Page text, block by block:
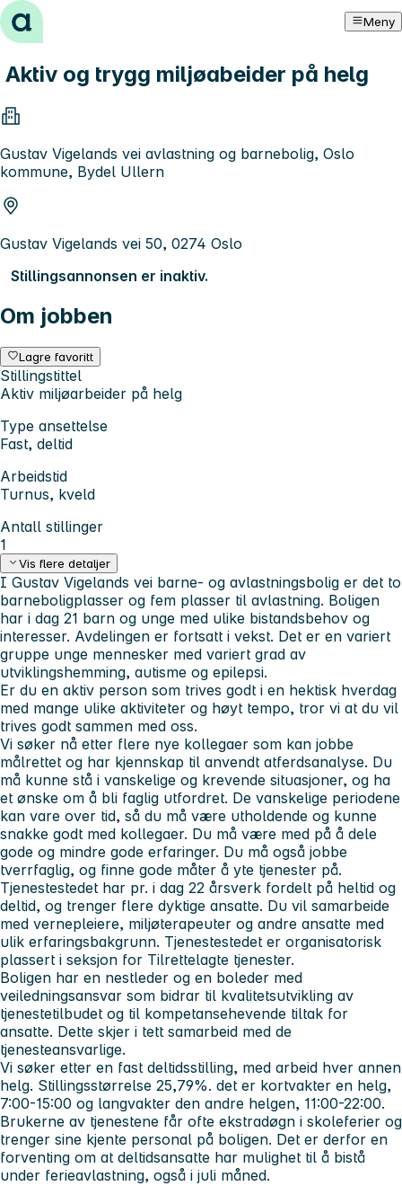
Hopp til innhold Meny
Aktiv og trygg miljøabeider på helg
Gustav Vigelands vei avlastning og barnebolig, Oslo
kommune, Bydel Ullern
Gustav Vigelands vei 50, 0274 Oslo
Stillingsannonsen er inaktiv.
Om jobben
Lagre favoritt
Stillingstittel
Aktiv miljøarbeider på helg
Type ansettelse
Fast, deltid
Arbeidstid
Turnus, kveld
Antall stillinger
1
Vis flere detaljer
I Gustav Vigelands vei barne- og avlastningsbolig er det to
barneboligplasser og fem plasser til avlastning. Boligen
har i dag 21 barn og unge med ulike bistandsbehov og
interesser. Avdelingen er fortsatt i vekst. Det er en variert
gruppe unge mennesker med variert grad av
utviklingshemming, autisme og epilepsi.
Er du en aktiv person som trives godt i en hektisk hverdag
med mange ulike aktiviteter og høyt tempo, tror vi at du vil
trives godt sammen med oss.
Vi søker nå etter flere nye kollegaer som kan jobbe
målrettet og har kjennskap til anvendt atferdsanalyse. Du
må kunne stå i vanskelige og krevende situasjoner, og ha
et ønske om å bli faglig utfordret. De vanskelige periodene
kan vare over tid, så du må være utholdende og kunne
snakke godt med kollegaer. Du må være med på å dele
gode og mindre gode erfaringer. Du må også jobbe
tverrfaglig, og finne gode måter å yte tjenester på.
Tjenestestedet har pr. i dag 22 årsverk fordelt på heltid og
deltid, og trenger flere dyktige ansatte. Du vil samarbeide
med vernepleiere, miljøterapeuter og andre ansatte med
ulik erfaringsbakgrunn. Tjenestestedet er organisatorisk
plassert i seksjon for Tilrettelagte tjenester.
Boligen har en nestleder og en boleder med
veiledningsansvar som bidrar til kvalitetsutvikling av
tjenestetilbudet og til kompetansehevende tiltak for
ansatte. Dette skjer i tett samarbeid med de
tjenesteansvarlige.
Vi søker etter en fast deltidsstilling, med arbeid hver annen
helg. Stillingsstørrelse 25,79%. det er kortvakter en helg,
7:00-15:00 og langvakter den andre helgen, 11:00-22:00.
Brukerne av tjenestene får ofte ekstradøgn i skoleferier og
trenger sine kjente personal på boligen. Det er derfor en
forventing om at deltidsansatte har mulighet til å bistå
under ferieavlastning, også i juli måned.